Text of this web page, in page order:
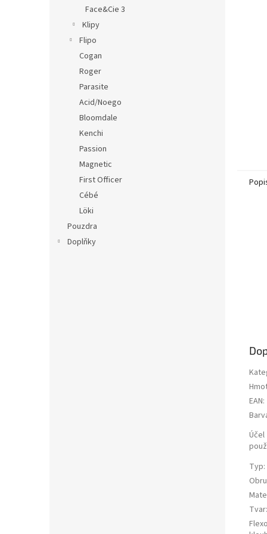
Face&Cie 3
Klipy
Flipo
Cogan
Roger
Parasite
Acid/Noego
Bloomdale
Kenchi
Passion
Magnetic
First Officer
Cébé
Löki
Pouzdra
Doplňky
EAN:
Účel
Typ:
Tvar: